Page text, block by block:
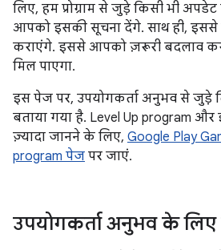
लिए, हम प्रोग्राम से जुड़े किसी भी
आपको इसकी सूचना देंगे. साथ ही, इससे
कराएंगे. इससे आपको ज़रूरी बदलाव
मिल पाएगा.
इस पेज पर, उपयोगकर्ता अनुभव से जुड़े
बताया गया है. Level Up program
ज़्यादा जानने के लिए, Google Play
program पेज पर जाएं.
उपयोगकर्ता अनुभव के लिए